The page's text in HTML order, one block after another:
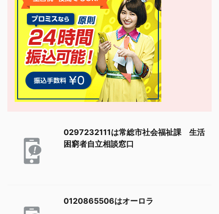
0297232111は常総市社会福祉課 生活
困窮者自立相談窓口
0120865506はオーロラ